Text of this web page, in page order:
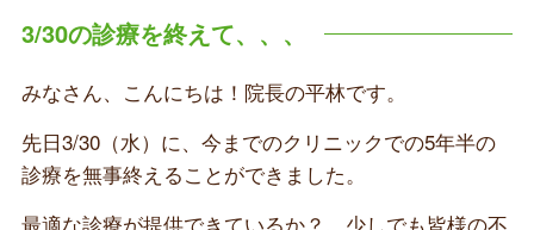
3/30の診療を終えて、、、
みなさん、こんにちは！院長の平林です。
先日3/30（水）に、今までのクリニックでの5年半の
診療を無事終えることができました。
最適な診療が提供できているか？、少しでも皆様の不